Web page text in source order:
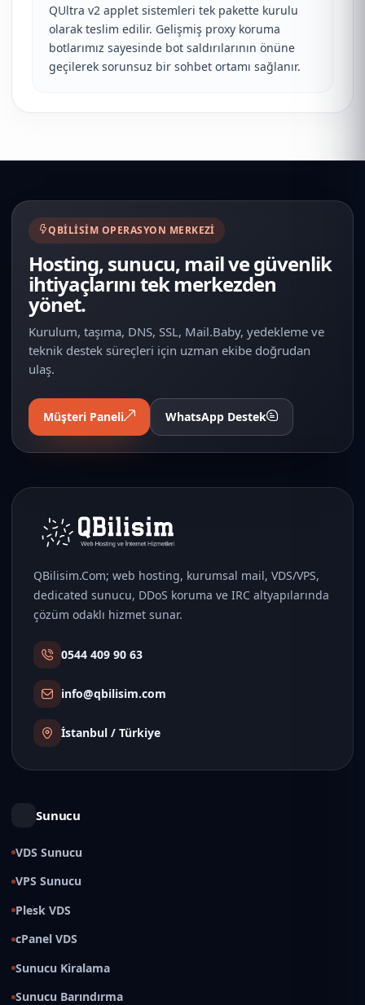
QUltra v2 applet sistemleri tek pakette kurulu
olarak teslim edilir. Gelişmiş proxy koruma
botlarımız sayesinde bot saldırılarının önüne
geçilerek sorunsuz bir sohbet ortamı sağlanır.
QBILISIM OPERASYON MERKEZI
Hosting, sunucu, mail ve güvenlik
ihtiyaçlarını tek merkezden
yönet.
Kurulum, taşıma, DNS, SSL, Mail.Baby, yedekleme ve
teknik destek süreçleri için uzman ekibe doğrudan
ulaş.
Müşteri Paneli WhatsApp Destek
QBilisim.Com; web hosting, kurumsal mail, VDS/VPS,
dedicated sunucu, DDoS koruma ve IRC altyapılarında
çözüm odaklı hizmet sunar.
0544 409 90 63
info@qbilisim.com
İstanbul / Türkiye
Sunucu
VDS Sunucu
VPS Sunucu
Plesk VDS
cPanel VDS
Sunucu Kiralama
Sunucu Barındırma